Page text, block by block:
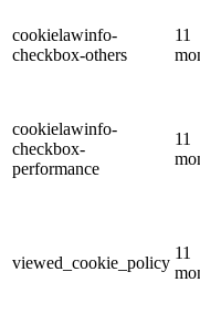
cookielawinfo-
checkbox-others
11
cookielawinfo-
checkbox-
performance
11
viewed_cookie_policy
11